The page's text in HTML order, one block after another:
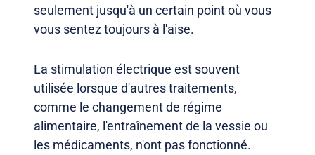
seulement jusqu'à un certain point où vous
vous sentez toujours à l'aise.
La stimulation électrique est souvent
utilisée lorsque d'autres traitements,
comme le changement de régime
alimentaire, l'entraînement de la vessie ou
les médicaments, n'ont pas fonctionné.